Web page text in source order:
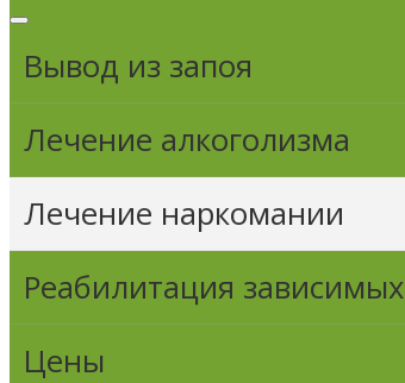
Вывод из запоя
Лечение алкоголизма
Лечение наркомании
Реабилитация зависимых
Цены